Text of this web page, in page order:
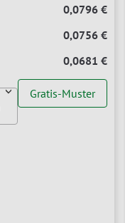
0,0796 €
0,0756 €
0,0681 €
Gratis-Muster